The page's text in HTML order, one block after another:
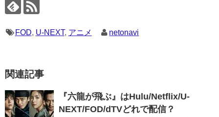
FOD, U-NEXT, アニメ netonavi
関連記事
『六龍が飛ぶ』はHulu/Netflix/U-
NEXT/FOD/dTVどれで配信？